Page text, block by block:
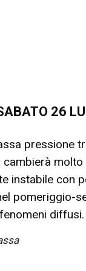
26
pressione
instabile con
pomeriggio-